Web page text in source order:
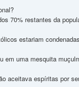
70% restantes da
estariam
em uma mesquita
aceitava espíritas por